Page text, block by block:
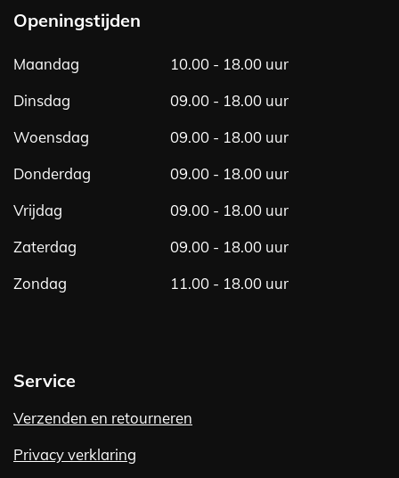
b
o
o
k
a
g
Openingstijden
Maandag
10.00 - 18.00 uur
Dinsdag
09.00 - 18.00 uur
Woensdag
09.00 - 18.00 uur
Donderdag
09.00 - 18.00 uur
Vrijdag
09.00 - 18.00 uur
Zaterdag
09.00 - 18.00 uur
Zondag
11.00 - 18.00 uur
Service
Verzenden en retourneren
Privacy verklaring